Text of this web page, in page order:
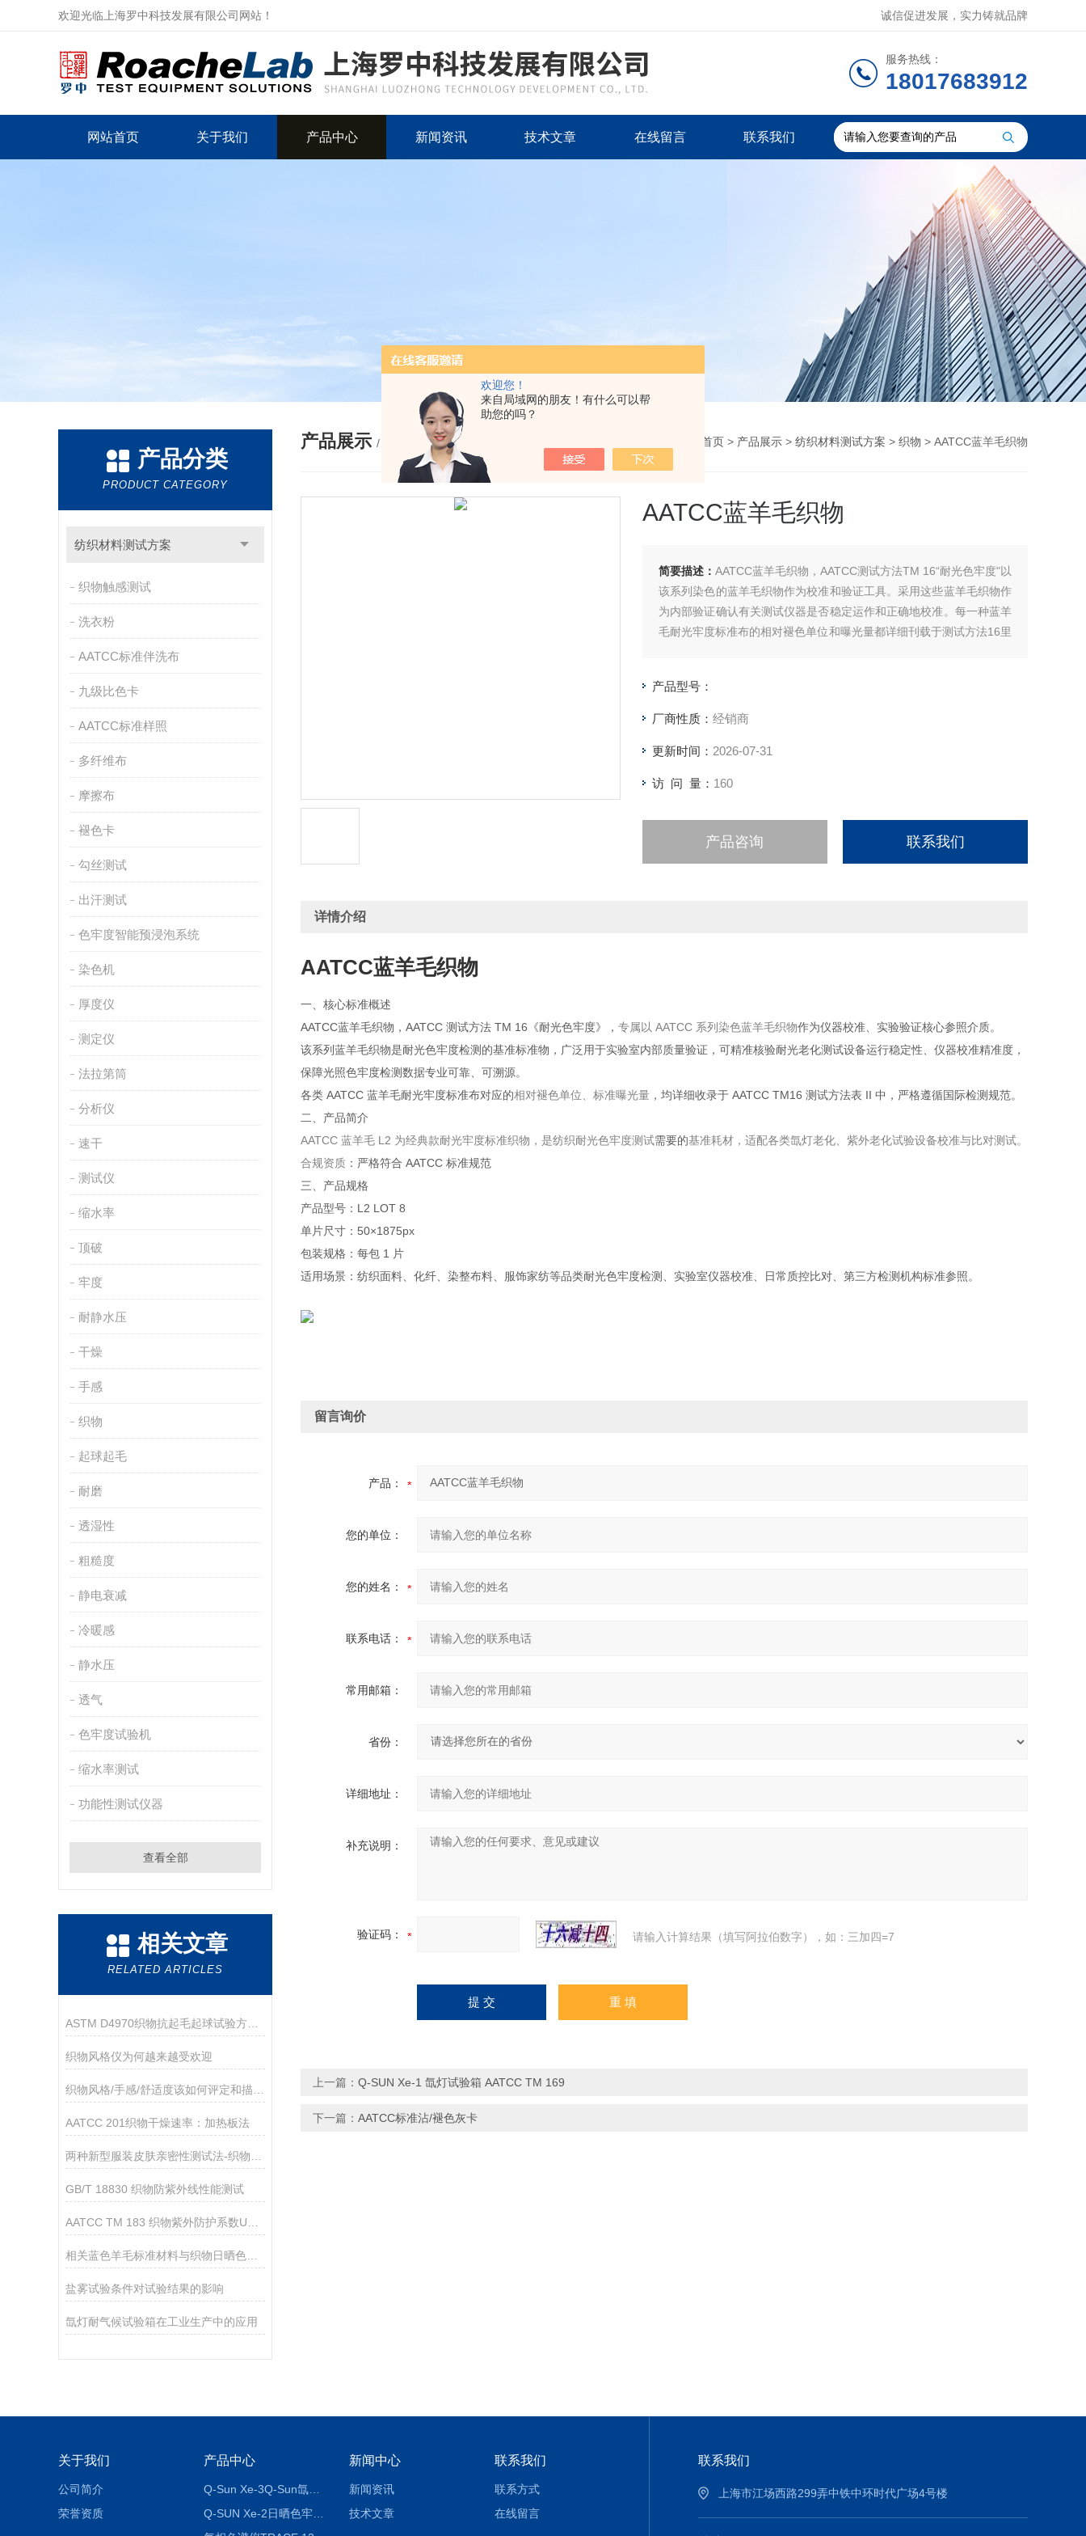
欢迎您！
来自局域网的朋友！有什么可以帮
助您的吗？
欢迎光临上海罗中科技发展有限公司网站！ 诚信促进发展，实力铸就品牌
服务热线：
18017683912
网站首页 关于我们 产品中心 新闻资讯 技术文章 在线留言 联系我们
产品分类
PRODUCT CATEGORY
纺织材料测试方案
织物触感测试
洗衣粉
AATCC标准伴洗布
九级比色卡
AATCC标准样照
多纤维布
摩擦布
褪色卡
勾丝测试
出汗测试
色牢度智能预浸泡系统
染色机
厚度仪
测定仪
法拉第筒
分析仪
速干
测试仪
缩水率
顶破
牢度
耐静水压
干燥
手感
织物
起球起毛
耐磨
透湿性
粗糙度
静电衰减
冷暖感
静水压
透气
色牢度试验机
缩水率测试
功能性测试仪器
查看全部
相关文章
RELATED ARTICLES
ASTM D4970织物抗起毛起球试验方法（马丁代尔测试法）
织物风格仪为何越来越受欢迎
AATCC 201织物干燥速率：加热板法
GB/T 18830 织物防紫外线性能测试
相关蓝色羊毛标准材料与织物日晒色牢度等级评定
盐雾试验条件对试验结果的影响
氙灯耐气候试验箱在工业生产中的应用
产品展示 / PRODUCTS 网站首页 > 产品展示 > 纺织材料测试方案 > 织物 > AATCC蓝羊毛织物
AATCC蓝羊毛织物
简要描述： AATCC蓝羊毛织物，AATCC测试方法TM 16“耐光色牢度"以
该系列染色的蓝羊毛织物作为校准和验证工具。采用这些蓝羊毛织物作
为内部验证确认有关测试仪器是否稳定运作和正确地校准。每一种蓝羊
毛耐光牢度标准布的相对褪色单位和曝光量都详细刊载于测试方法16里
产品型号：
厂商性质： 经销商
更新时间： 2026-07-31
访 问 量： 160
产品咨询 联系我们
详情介绍
AATCC蓝羊毛织物
一、核心标准概述
AATCC蓝羊毛织物，AATCC 测试方法 TM 16《耐光色牢度》， 专属以 AATCC 系列染色蓝羊毛织物作为仪器校准、实验验证核心参照介质。
该系列蓝羊毛织物是耐光色牢度检测的基准标准物，广泛用于实验室内部质量验证，可精准核验耐光老化测试设备运行稳定性、仪器校准精准度，
保障光照色牢度检测数据专业可靠、可溯源。
各类 AATCC 蓝羊毛耐光牢度标准布对应的相对褪色单位、标准曝光量 ，均详细收录于 AATCC TM16 测试方法表 II 中，严格遵循国际检测规范。
二、产品简介
AATCC 蓝羊毛 L2 为经典款耐光牢度标准织物，是纺织耐光色牢度测试需要的基准耗材，适配各类氙灯老化、紫外老化试验设备校准与比对测试。
合规资质 ：严格符合 AATCC 标准规范
三、产品规格
产品型号：L2 LOT 8
单片尺寸：50×1875px
包装规格：每包 1 片
适用场景：纺织面料、化纤、染整布料、服饰家纺等品类耐光色牢度检测、实验室仪器校准、日常质控比对、第三方检测机构标准参照。
留言询价
产品：
您的单位：
您的姓名：
联系电话：
常用邮箱：
省份：
详细地址：
补充说明：
验证码： 请输入计算结果（填写阿拉伯数字），如：三加四=7
上一篇： Q-SUN Xe-1 氙灯试验箱 AATCC TM 169
下一篇： AATCC标准沾/褪色灰卡
关于我们
公司简介
荣誉资质
产品中心
Q-Sun Xe-3Q-Sun氙灯老化箱
Q-SUN Xe-2日晒色牢度试验机_Q-SUN氙灯老化试验箱
新闻中心
新闻资讯
技术文章
联系我们
联系方式
在线留言
联系我们
上海市江场西路299弄中铁中环时代广场4号楼